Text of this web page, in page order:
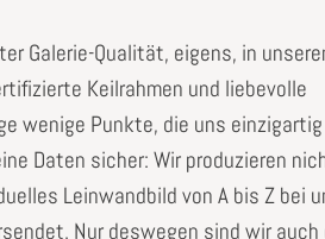
Galerie-Qualität, eigens, in
Keilrahmen und liebevolle
wenige Punkte, die uns einzigartig
Daten sicher: Wir produzieren
Leinwandbild von A bis Z bei
Nur deswegen sind wir auch
Einfach toll!!!
Jörg F.